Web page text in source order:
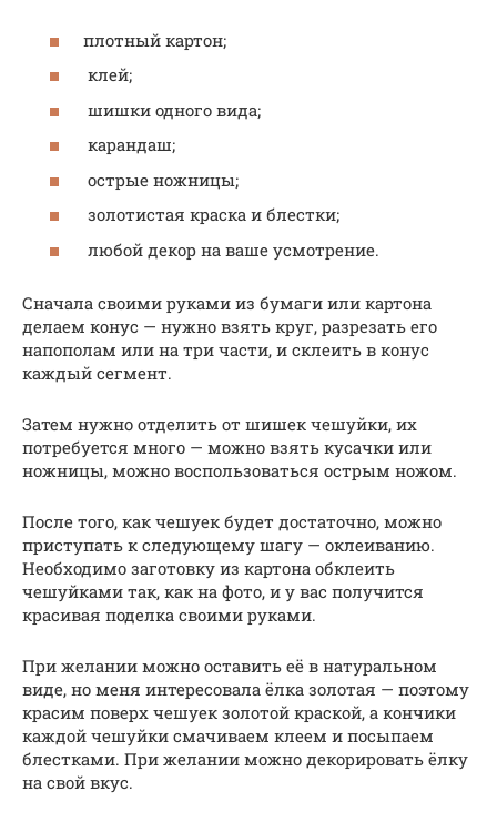
плотный картон;
клей;
шишки одного вида;
карандаш;
острые ножницы;
золотистая краска и блестки;
любой декор на ваше усмотрение.
Сначала своими руками из бумаги или картона
делаем конус — нужно взять круг, разрезать его
напополам или на три части, и склеить в конус
каждый сегмент.
Затем нужно отделить от шишек чешуйки, их
потребуется много — можно взять кусачки или
ножницы, можно воспользоваться острым ножом.
После того, как чешуек будет достаточно, можно
приступать к следующему шагу — оклеиванию.
Необходимо заготовку из картона обклеить
чешуйками так, как на фото, и у вас получится
красивая поделка своими руками.
При желании можно оставить её в натуральном
виде, но меня интересовала ёлка золотая — поэтому
красим поверх чешуек золотой краской, а кончики
каждой чешуйки смачиваем клеем и посыпаем
блестками. При желании можно декорировать ёлку
на свой вкус.